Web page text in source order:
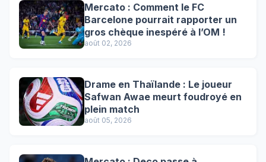
Mercato : Comment le FC
Barcelone pourrait rapporter un
gros chèque inespéré à l’OM !
août 02, 2026
Drame en Thaïlande : Le joueur
Safwan Awae meurt foudroyé en
plein match
août 05, 2026